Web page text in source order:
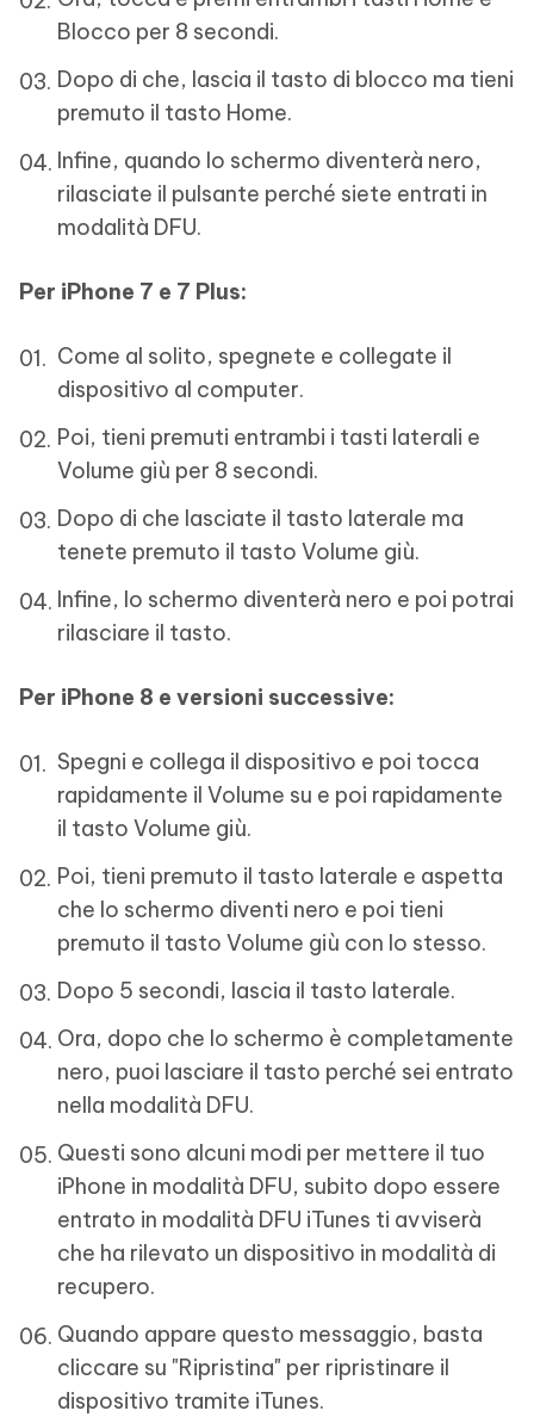
Blocco per 8 secondi.
Dopo di che, lascia il tasto di blocco ma tieni
premuto il tasto Home.
Infine, quando lo schermo diventerà nero,
rilasciate il pulsante perché siete entrati in
modalità DFU.
Per iPhone 7 e 7 Plus:
Come al solito, spegnete e collegate il
dispositivo al computer.
Poi, tieni premuti entrambi i tasti laterali e
Volume giù per 8 secondi.
Dopo di che lasciate il tasto laterale ma
tenete premuto il tasto Volume giù.
Infine, lo schermo diventerà nero e poi potrai
rilasciare il tasto.
Per iPhone 8 e versioni successive:
Spegni e collega il dispositivo e poi tocca
rapidamente il Volume su e poi rapidamente
il tasto Volume giù.
Poi, tieni premuto il tasto laterale e aspetta
che lo schermo diventi nero e poi tieni
premuto il tasto Volume giù con lo stesso.
Dopo 5 secondi, lascia il tasto laterale.
Ora, dopo che lo schermo è completamente
nero, puoi lasciare il tasto perché sei entrato
nella modalità DFU.
Questi sono alcuni modi per mettere il tuo
iPhone in modalità DFU, subito dopo essere
entrato in modalità DFU iTunes ti avviserà
che ha rilevato un dispositivo in modalità di
recupero.
Quando appare questo messaggio, basta
cliccare su "Ripristina" per ripristinare il
dispositivo tramite iTunes.